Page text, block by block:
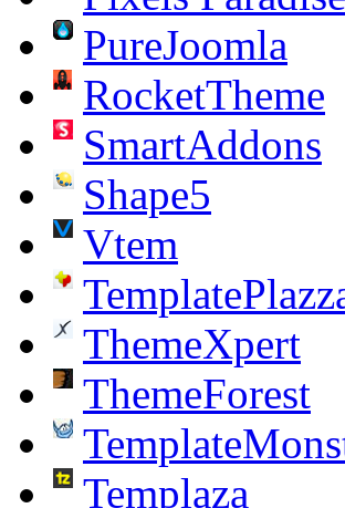
PureJoomla
RocketTheme
SmartAddons
Shape5
Vtem
ThemeXpert
ThemeForest
Templaza